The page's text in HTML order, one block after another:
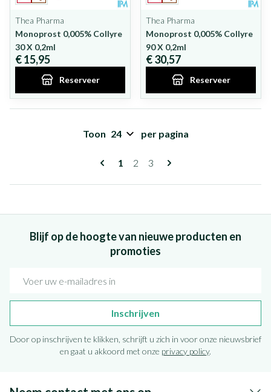
Thea Pharma
Monoprost 0,005% Collyre
30 X 0,2ml
€ 15,95
Reserveer
Thea Pharma
Monoprost 0,005% Collyre
90 X 0,2ml
€ 30,57
Reserveer
Pagina's
U lees momenteel pagina
1 Pagina
2 Pagina
3
Toon per pagina
Blijf op de hoogte van nieuwe producten en
promoties
Inschrijven
Door op inschrijven te klikken, schrijft u zich in voor onze nieuwsbrief
en gaat u akkoord met onze privacy policy.